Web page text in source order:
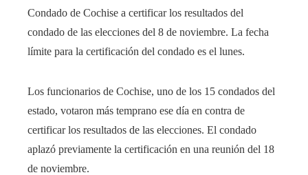
Condado de Cochise a certificar los resultados del
condado de las elecciones del 8 de noviembre. La fecha
límite para la certificación del condado es el lunes.
Los funcionarios de Cochise, uno de los 15 condados del
estado, votaron más temprano ese día en contra de
certificar los resultados de las elecciones. El condado
aplazó previamente la certificación en una reunión del 18
de noviembre.